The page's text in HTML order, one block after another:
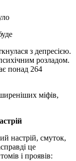
з депресією.
розладом.
понад 264
міфів,
настрій, смуток,
це
і проявів: